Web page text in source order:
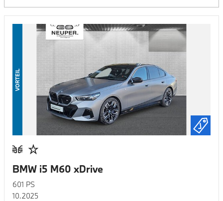
VORTEIL
BMW i5 M60 xDrive
601 PS
10.2025